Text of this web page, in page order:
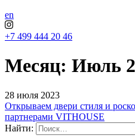
en
+7 499 444 20 46
Месяц: Июль
28 июля 2023
Открываем двери стиля и
партнерами VITHOUSE
Найти: